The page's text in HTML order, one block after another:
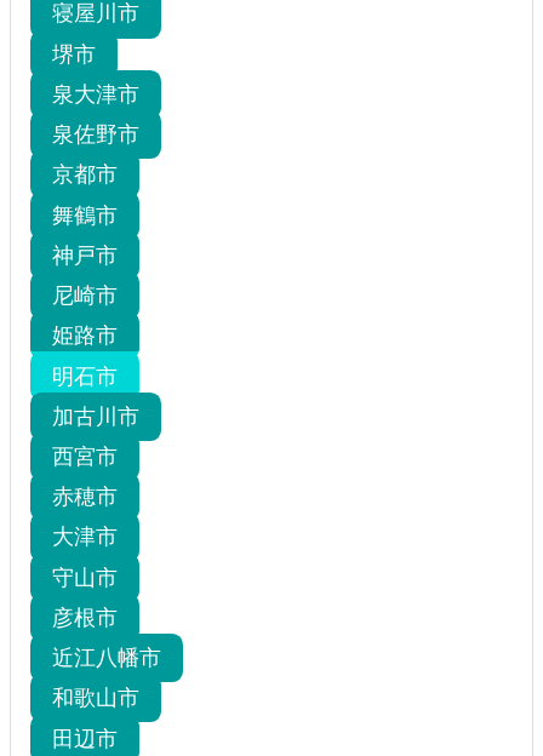
寝屋川市
堺市
泉大津市
泉佐野市
京都市
舞鶴市
神戸市
尼崎市
姫路市
明石市
加古川市
西宮市
赤穂市
大津市
守山市
彦根市
近江八幡市
和歌山市
田辺市